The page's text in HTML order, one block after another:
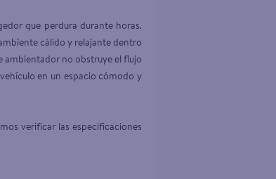
que perdura durante horas.
cálido y relajante dentro
ambientador no obstruye el flujo
en un espacio cómodo y
verificar las especificaciones